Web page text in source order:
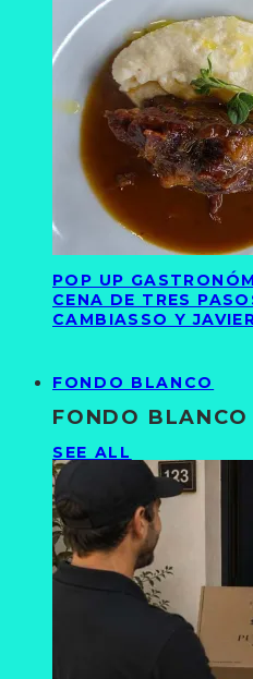
POP UP
CENA DE TRES
CAMBIASSO Y
FONDO BLANCO
FONDO BLANCO
SEE ALL